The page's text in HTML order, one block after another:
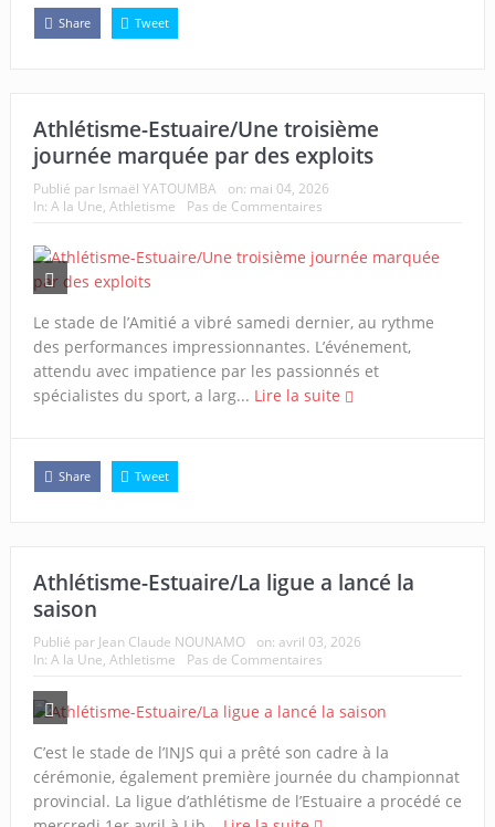
Share Tweet
Athlétisme-Estuaire/Une troisième
journée marquée par des exploits
Publié par Ismaël YATOUMBA on: mai 04, 2026
In: A la Une, Athletisme Pas de Commentaires
Le stade de l’Amitié a vibré samedi dernier, au rythme
des performances impressionnantes. L’événement,
attendu avec impatience par les passionnés et
spécialistes du sport, a larg... Lire la suite
Share Tweet
Athlétisme-Estuaire/La ligue a lancé la
saison
Publié par Jean Claude NOUNAMO on: avril 03, 2026
In: A la Une, Athletisme Pas de Commentaires
C’est le stade de l’INJS qui a prêté son cadre à la
cérémonie, également première journée du championnat
provincial. La ligue d’athlétisme de l’Estuaire a procédé ce